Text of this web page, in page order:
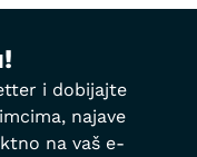
i dobijajte
najave
na vaš e-